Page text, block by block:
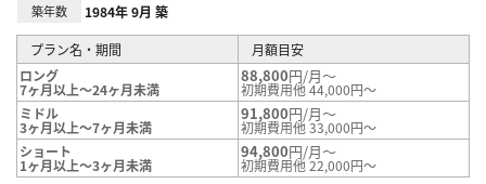
築年数 1984年 9月 築
プラン名・期間
月額目安
ロング
7ヶ月以上～24ヶ月未満
88,800円/月～
初期費用他 44,000円～
ミドル
3ヶ月以上～7ヶ月未満
91,800円/月～
初期費用他 33,000円～
ショート
1ヶ月以上～3ヶ月未満
94,800円/月～
初期費用他 22,000円～